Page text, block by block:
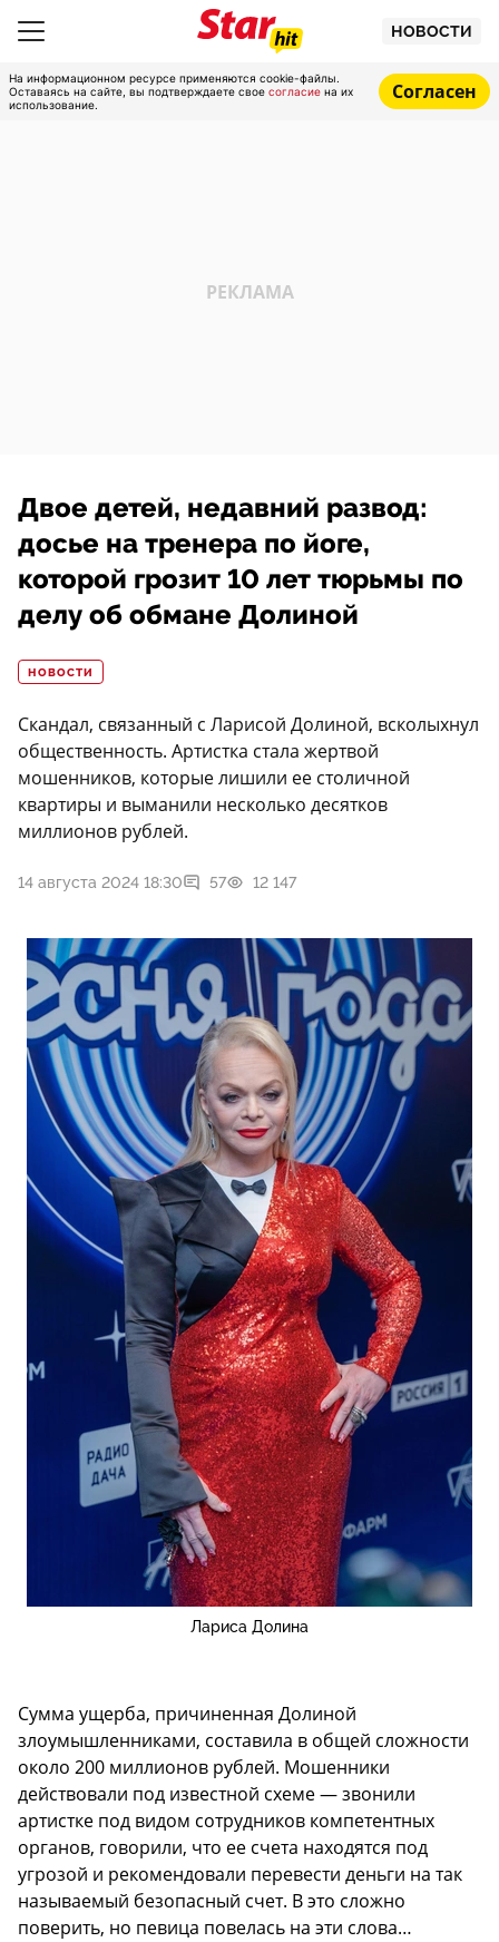
НОВОСТИ
На информационном ресурсе применяются cookie-файлы.
Оставаясь на сайте, вы подтверждаете свое согласие на их
использование.
Согласен
Двое детей, недавний развод:
досье на тренера по йоге,
которой грозит 10 лет тюрьмы по
делу об обмане Долиной
НОВОСТИ
Скандал, связанный с Ларисой Долиной, всколыхнул
общественность. Артистка стала жертвой
мошенников, которые лишили ее столичной
квартиры и выманили несколько десятков
миллионов рублей.
14 августа 2024 18:30 57 12 147
Лариса Долина
Сумма ущерба, причиненная Долиной
злоумышленниками, составила в общей сложности
около 200 миллионов рублей. Мошенники
действовали под известной схеме — звонили
артистке под видом сотрудников компетентных
органов, говорили, что ее счета находятся под
угрозой и рекомендовали перевести деньги на так
называемый безопасный счет. В это сложно
поверить, но певица повелась на эти слова…